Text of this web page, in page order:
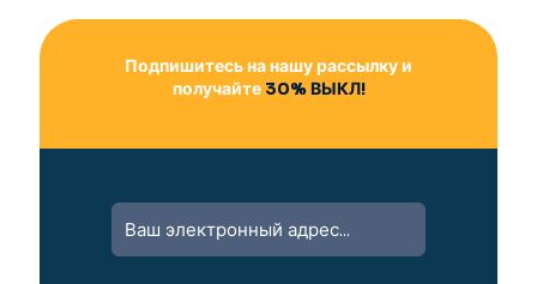
Подпишитесь на нашу рассылку и
получайте30% ВЫКЛ!